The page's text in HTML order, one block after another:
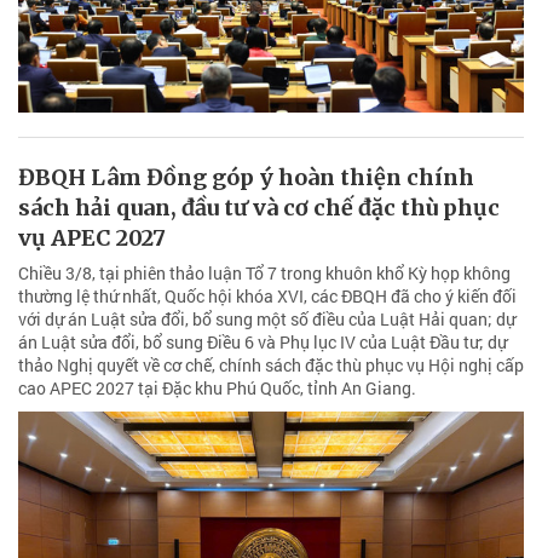
ĐBQH Lâm Đồng góp ý hoàn thiện chính
sách hải quan, đầu tư và cơ chế đặc thù phục
vụ APEC 2027
Chiều 3/8, tại phiên thảo luận Tổ 7 trong khuôn khổ Kỳ họp không
thường lệ thứ nhất, Quốc hội khóa XVI, các ĐBQH đã cho ý kiến đối
với dự án Luật sửa đổi, bổ sung một số điều của Luật Hải quan; dự
án Luật sửa đổi, bổ sung Điều 6 và Phụ lục IV của Luật Đầu tư; dự
thảo Nghị quyết về cơ chế, chính sách đặc thù phục vụ Hội nghị cấp
cao APEC 2027 tại Đặc khu Phú Quốc, tỉnh An Giang.